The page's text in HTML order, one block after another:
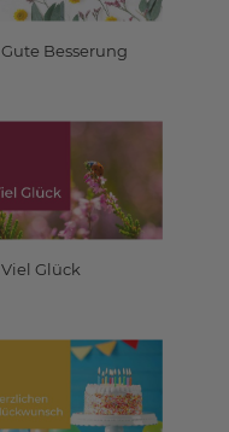
Gute Besserung
Viel Glück